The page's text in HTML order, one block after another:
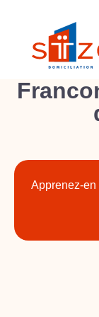
Apprenez-en